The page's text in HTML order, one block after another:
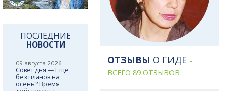
ОТЗЫВЫ О ГИДЕ -
ВСЕГО 89 ОТЗЫВОВ
ПОСЛЕДНИЕ
НОВОСТИ
09 августа 2026
Совет дня — Еще
без планов на
осень? Время